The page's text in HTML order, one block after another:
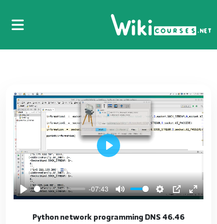
-07:43
Play
46.46 Python network programming DNS
32.32 Python network programming TCP
39
40
34.34 Python network programming TCP
35.35 Python network programming TCP
42
36.36 Python network programming TCP